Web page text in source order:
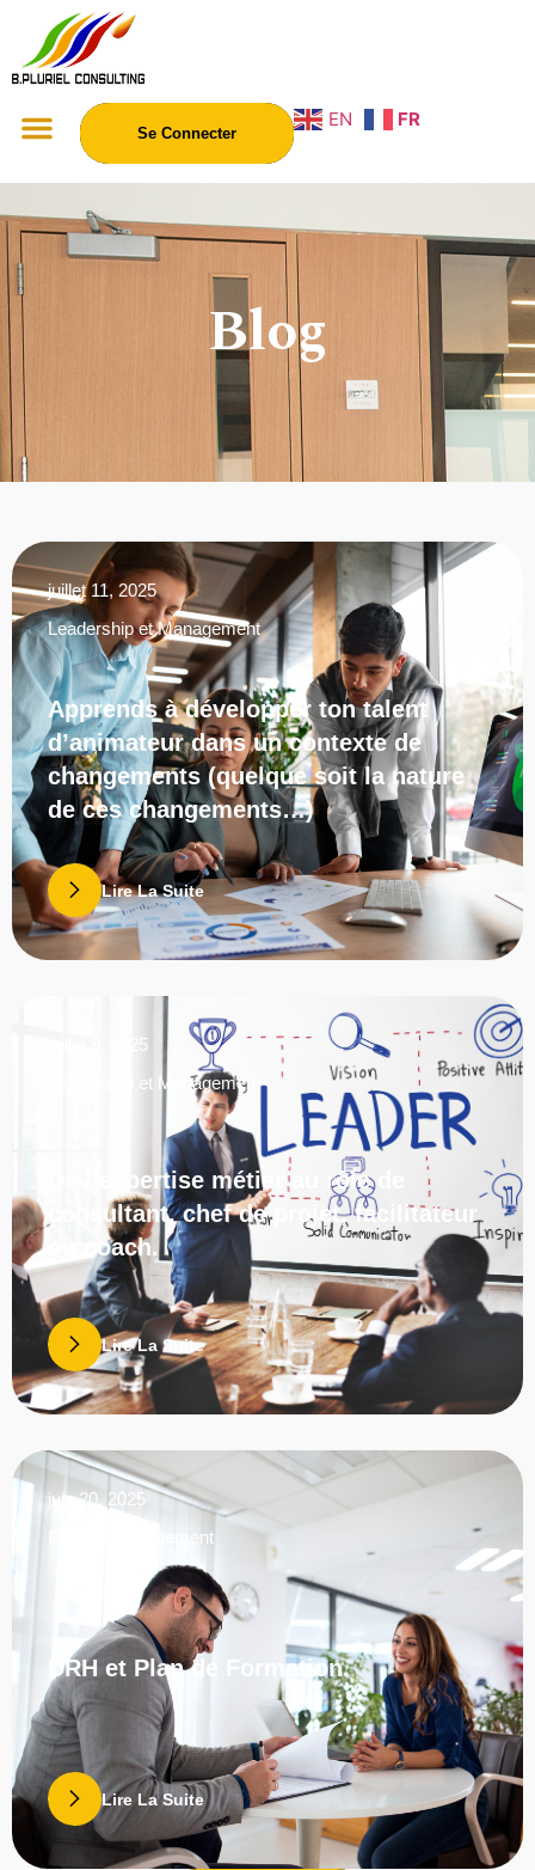
Se Connecter
EN FR
Blog
juillet 11, 2025
Leadership et Management
Apprends à développer ton talent
d’animateur dans un contexte de
changements (quelque soit la nature
de ces changements…)
Lire La Suite
juillet 9, 2025
Leadership et Management
De l’expertise métier au rôle de
consultant, chef de projet, facilitateur
ou coach.
Lire La Suite
juin 20, 2025
DRH et Management
DRH et Plan de Formation.
Lire La Suite